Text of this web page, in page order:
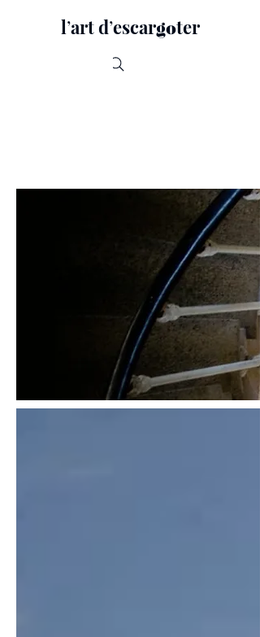
lʼart dʼescargoter